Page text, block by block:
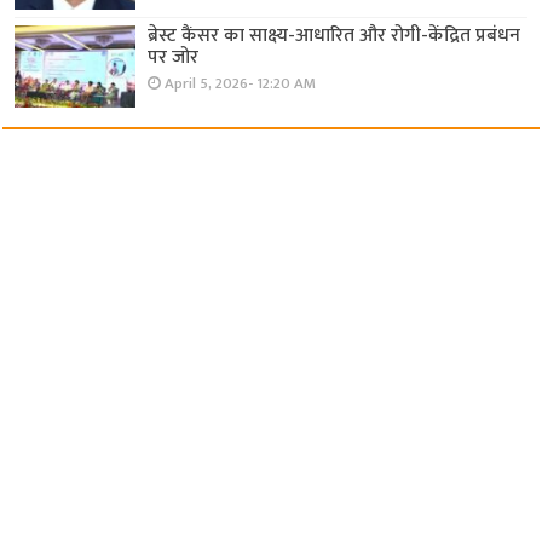
ब्रेस्ट कैंसर का साक्ष्य-आधारित और रोगी-केंद्रित प्रबंधन
पर जोर
April 5, 2026- 12:20 AM